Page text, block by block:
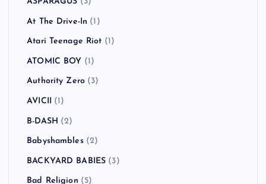
At The Drive-In (1)
Atari Teenage Riot (1)
ATOMIC BOY (1)
Authority Zero (3)
AVICII (1)
B-DASH (2)
Babyshambles(2)
BACKYARD BABIES (3)
Bad Religion (5)